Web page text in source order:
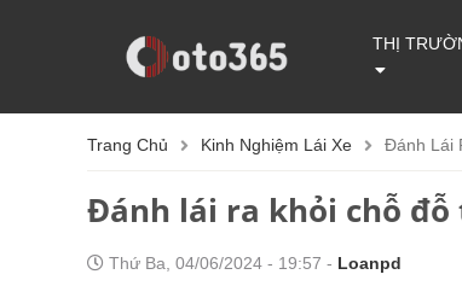
THỊ
Trang Chủ Kinh Nghiệm Lái Xe Đánh Lái
Đánh lái ra khỏi chỗ đỗ
Thứ Ba, 04/06/2024 - 19:57 - Loanpd